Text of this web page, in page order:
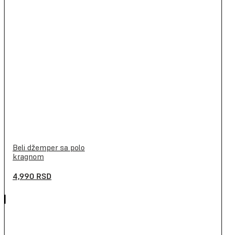
Beli džemper sa polo
kragnom
4,990 RSD